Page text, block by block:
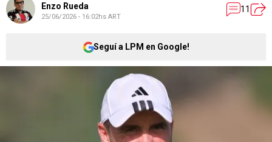
Enzo Rueda
25/06/2026 - 16:02hs ART
11
Seguí a LPM en Google!